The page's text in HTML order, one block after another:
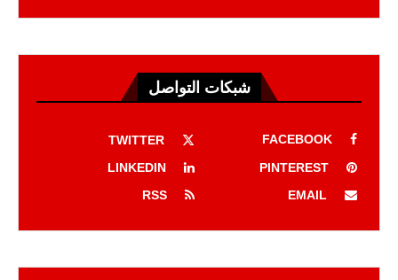
شبكات التواصل
FACEBOOK
TWITTER
PINTEREST
LINKEDIN
EMAIL
RSS